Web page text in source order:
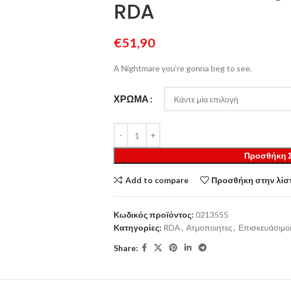
RDA
€51,90
A Nightmare you’re gonna beg to see.
ΧΡΏΜΑ
Προσθήκη
Add to compare Προσθήκη στην
Κωδικός προϊόντος: 0213555
Κατηγορίες: RDA, Ατμοποιητες, Επισκευάσιμοι
Share: